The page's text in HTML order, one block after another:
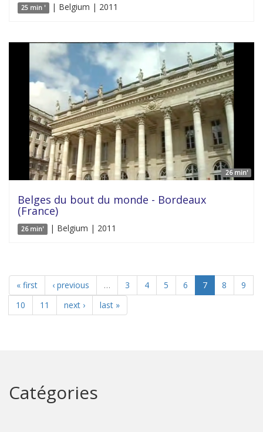
25 min ' | Belgium | 2011
26 min'
Belges du bout du monde - Bordeaux
(France)
26 min' | Belgium | 2011
« first ‹ previous … 3 4 5 6 7 8
9
10
11 next › last »
Catégories